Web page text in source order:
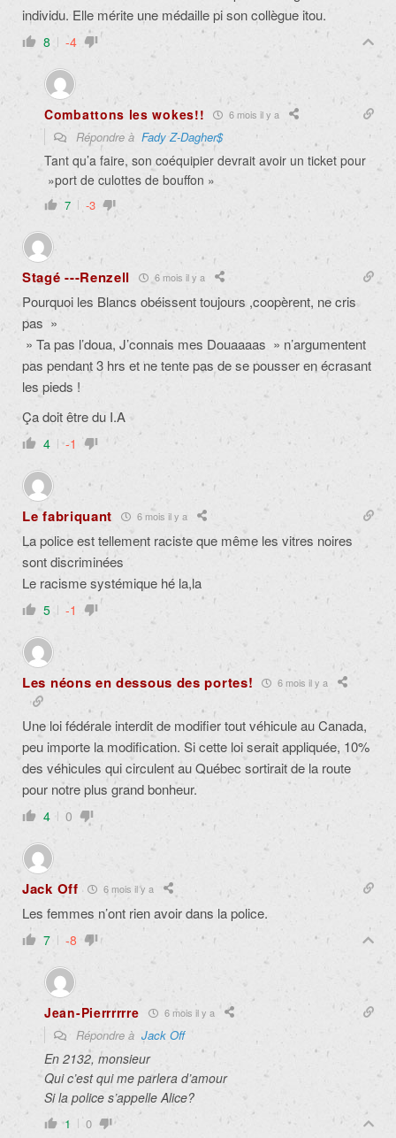
individu. Elle mérite une médaille pi son collègue itou.
8 -4
Combattons les wokes!! 6 mois il y a
Répondre à Fady Z-Dagher$
Tant qu’a faire, son coéquipier devrait avoir un ticket pour
»port de culottes de bouffon »
7 -3
Stagé ---Renzell 6 mois il y a
Pourquoi les Blancs obéissent toujours ,coopèrent, ne cris
pas »
» Ta pas l’doua, J’connais mes Douaaaas » n’argumentent
pas pendant 3 hrs et ne tente pas de se pousser en écrasant
les pieds !
Ça doit être du I.A
4 -1
Le fabriquant 6 mois il y a
La police est tellement raciste que même les vitres noires
sont discriminées
Le racisme systémique hé la,la
5 -1
Les néons en dessous des portes! 6 mois il y a
Une loi fédérale interdit de modifier tout véhicule au Canada,
peu importe la modification. Si cette loi serait appliquée, 10%
des véhicules qui circulent au Québec sortirait de la route
pour notre plus grand bonheur.
4 0
Jack Off 6 mois il y a
Les femmes n’ont rien avoir dans la police.
7 -8
Jean-Pierrrrrre 6 mois il y a
Répondre à Jack Off
En 2132, monsieur
Qui c’est qui me parlera d’amour
Si la police s’appelle Alice?
1 0